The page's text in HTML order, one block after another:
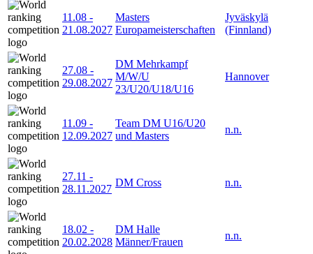
11.08 -
21.08.2027
Masters
Europameisterschaften
Jyväskylä
(Finnland)
27.08 -
29.08.2027
DM Mehrkampf
M/W/U
23/U20/U18/U16
Hannover
11.09 -
12.09.2027
Team DM U16/U20
und Masters
n.n.
27.11 -
28.11.2027
DM Cross n.n.
18.02 -
20.02.2028
DM Halle
Männer/Frauen
n.n.